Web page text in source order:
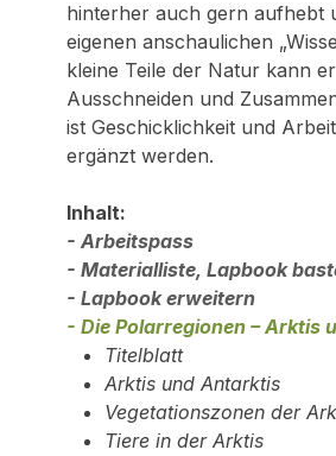
hinterher auch gern aufhebt
eigenen anschaulichen
kleine Teile der Natur kann
Ausschneiden und
ist Geschicklichkeit und
ergänzt werden.
Inhalt:
- Arbeitspass
- Materialliste, Lapbook
- Lapbook erweitern
- Die Polarregionen – Arktis
Titelblatt
Arktis und Antarktis
Vegetationszonen der
Tiere in der Arktis